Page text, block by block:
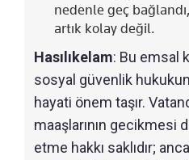
nedenle geç
artık kolay değil.
Hasılıkelam: Bu emsal
sosyal güvenlik
hayati önem taşır.
maaşlarının gecikmesi
etme hakkı saklıdır;